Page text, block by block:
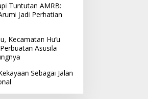
Tuntutan AMRB:
Jadi Perhatian
Kecamatan Hu’u
Asusila
Sebagai Jalan